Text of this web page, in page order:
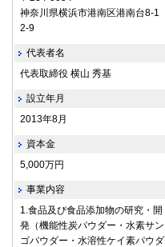
神奈川県横浜市港南区港南台8-1
2-9
代表者名
代表取締役 横山 秀基
設立年月
2013年8月
資本金
5,000万円
事業内容
1.食品及び食品添加物の研究・開
発（機能性炭パウダー・水素サン
ゴパウダー・水溶性ケイ素パウダ